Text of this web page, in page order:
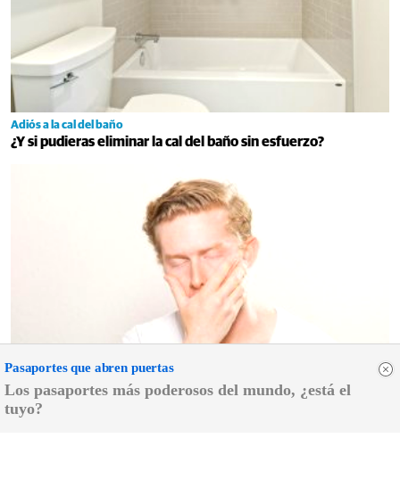
Señales de agotamiento
¿Te sientes cansado sin razón? Estas señales lo explican
Adiós a la cal del baño
¿Y si pudieras eliminar la cal del baño sin esfuerzo?
Los pasaportes más